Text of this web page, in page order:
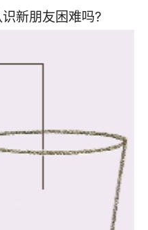
新朋友困难吗?